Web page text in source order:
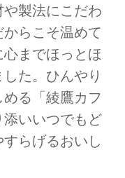
や製法にこだわ
らこそ温めて
までほっとほ
た。ひんやり
る「綾鷹カフ
添いいつでもど
らげるおいし